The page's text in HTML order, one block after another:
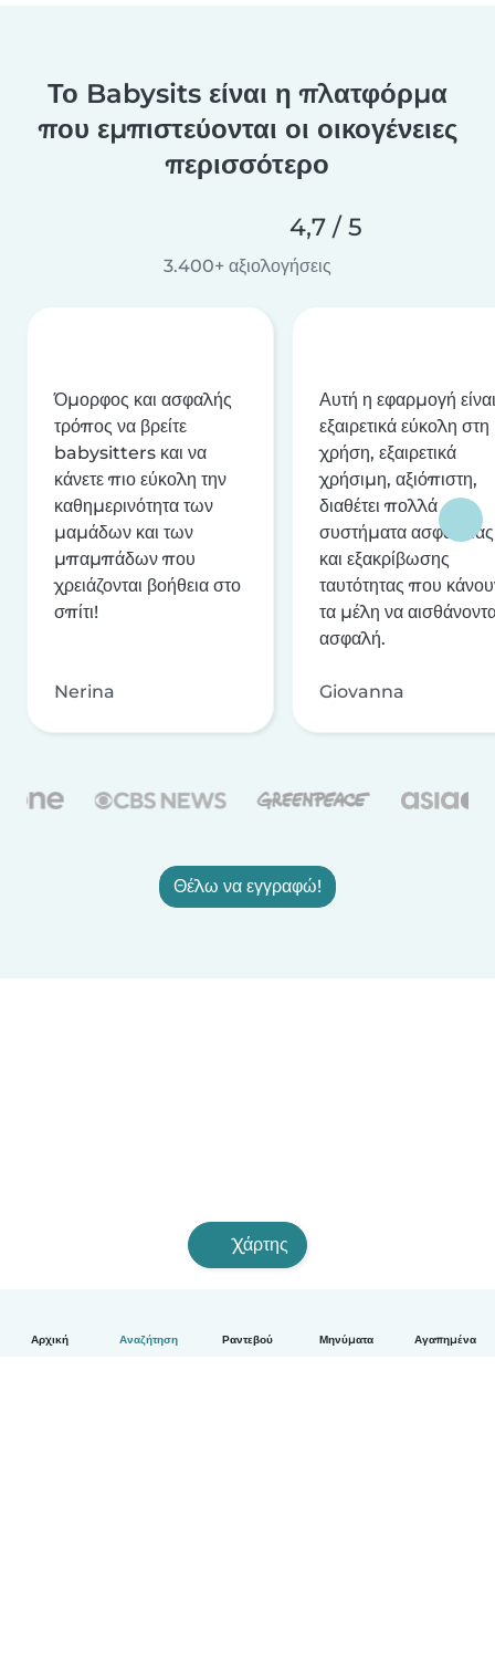
Αρχική Αναζήτηση Ραντεβού Μηνύματα Αγαπημένα
Το Babysits είναι η πλατφόρμα
που εμπιστεύονται οι οικογένειες
περισσότερο
4,7 / 5
3.400+ αξιολογήσεις
Όμορφος και ασφαλής
τρόπος να βρείτε
babysitters και να
κάνετε πιο εύκολη την
καθημερινότητα των
μαμάδων και των
μπαμπάδων που
χρειάζονται βοήθεια στο
σπίτι!
Nerina
Αυτή η εφαρμογή είναι
εξαιρετικά εύκολη στη
χρήση, εξαιρετικά
χρήσιμη, αξιόπιστη,
διαθέτει πολλά
συστήματα ασφαλείας
και εξακρίβωσης
ταυτότητας που
τα μέλη να
ασφαλή.
Giovanna
Θέλω να εγγραφώ!
Χάρτης